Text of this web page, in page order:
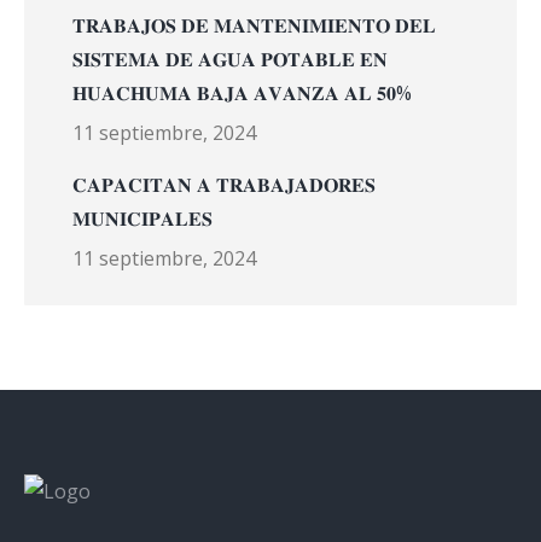
𝐓𝐑𝐀𝐁𝐀𝐉𝐎𝐒 𝐃𝐄 𝐌𝐀𝐍𝐓𝐄𝐍𝐈𝐌𝐈𝐄𝐍𝐓𝐎 𝐃𝐄𝐋
𝐒𝐈𝐒𝐓𝐄𝐌𝐀 𝐃𝐄 𝐀𝐆𝐔𝐀 𝐏𝐎𝐓𝐀𝐁𝐋𝐄 𝐄𝐍
𝐇𝐔𝐀𝐂𝐇𝐔𝐌𝐀 𝐁𝐀𝐉𝐀 𝐀𝐕𝐀𝐍𝐙𝐀 𝐀𝐋 𝟓𝟎%
11 septiembre, 2024
𝐂𝐀𝐏𝐀𝐂𝐈𝐓𝐀𝐍 𝐀 𝐓𝐑𝐀𝐁𝐀𝐉𝐀𝐃𝐎𝐑𝐄𝐒
𝐌𝐔𝐍𝐈𝐂𝐈𝐏𝐀𝐋𝐄𝐒
11 septiembre, 2024